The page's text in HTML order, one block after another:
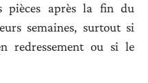
pièces après la fin du
semaines, surtout si
redressement ou si le